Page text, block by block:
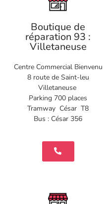
Boutique de
réparation 93 :
Villetaneuse
Centre Commercial Bienvenu
8 route de Saint-leu
Villetaneuse
Parking 700 places
Tramway César T8
Bus : César 356